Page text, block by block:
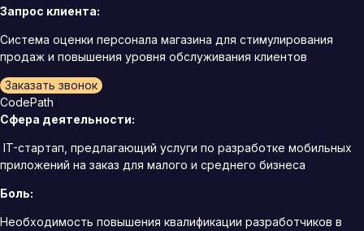
Запрос клиента:
Система оценки персонала магазина для стимулирования
продаж и повышения уровня обслуживания клиентов
Заказать звонок
CodePath
Сфера деятельности:
IT-стартап, предлагающий услуги по разработке мобильных
приложений на заказ для малого и среднего бизнеса
Боль:
Необходимость повышения квалификации разработчиков в